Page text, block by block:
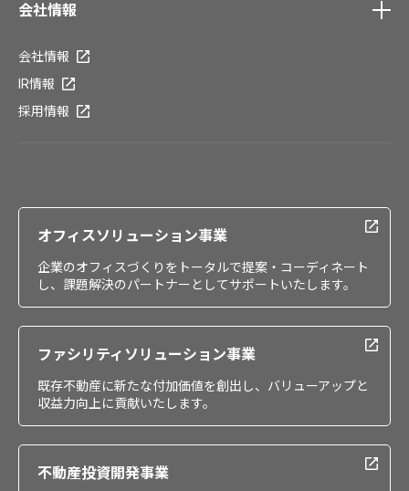
会社情報
会社情報
IR情報
採用情報
オフィスソリューション事業
企業のオフィスづくりをトータルで提案・コーディネート
し、課題解決のパートナーとしてサポートいたします。
ファシリティソリューション事業
既存不動産に新たな付加価値を創出し、バリューアップと
収益力向上に貢献いたします。
不動産投資開発事業